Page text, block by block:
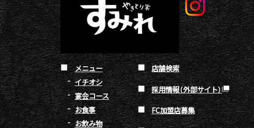
メニュー
イチオシ
宴会コース
お食事
お飲み物
店舗検索
採用情報（外部サイト）
FC加盟店募集